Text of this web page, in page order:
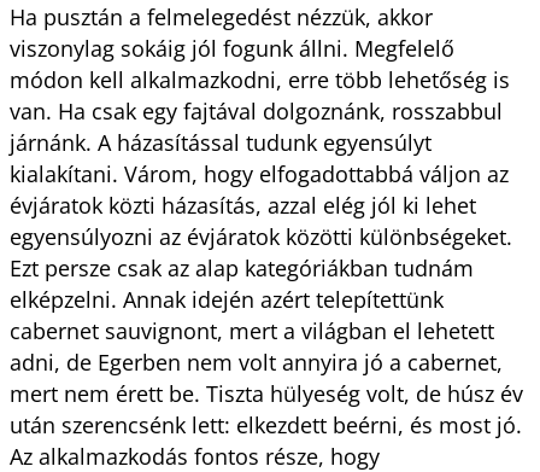
Ha pusztán a felmelegedést nézzük, akkor
viszonylag sokáig jól fogunk állni. Megfelelő
módon kell alkalmazkodni, erre több lehetőség is
van. Ha csak egy fajtával dolgoznánk, rosszabbul
járnánk. A házasítással tudunk egyensúlyt
kialakítani. Várom, hogy elfogadottabbá váljon az
évjáratok közti házasítás, azzal elég jól ki lehet
egyensúlyozni az évjáratok közötti különbségeket.
Ezt persze csak az alap kategóriákban tudnám
elképzelni. Annak idején azért telepítettünk
cabernet sauvignont, mert a világban el lehetett
adni, de Egerben nem volt annyira jó a cabernet,
mert nem érett be. Tiszta hülyeség volt, de húsz év
után szerencsénk lett: elkezdett beérni, és most jó.
Az alkalmazkodás fontos része, hogy